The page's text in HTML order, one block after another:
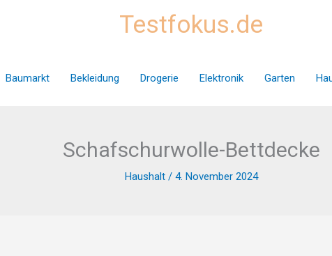
Testfokus.de
Baumarkt Bekleidung Drogerie Elektronik Garten
Schafschurwolle-Bettdecke
Haushalt/ 4. November 2024